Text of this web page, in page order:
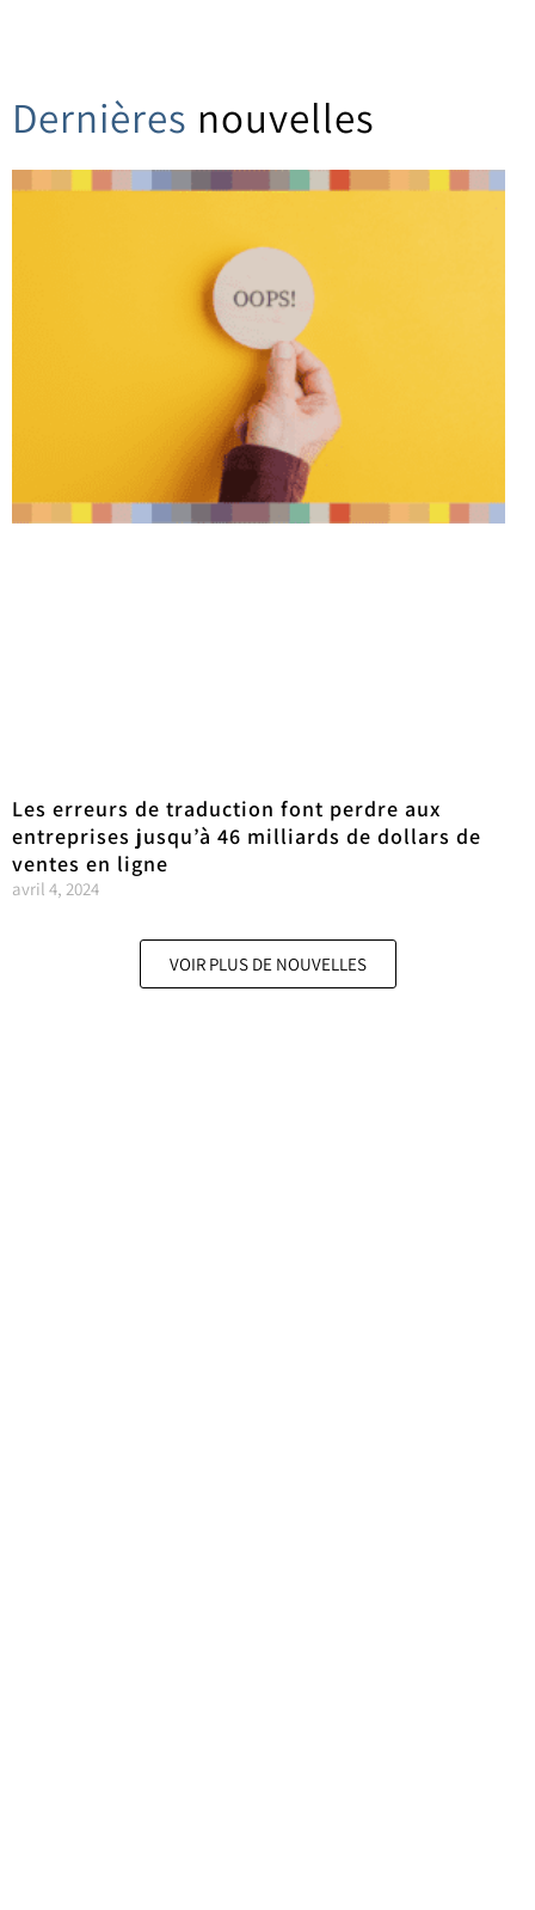
Dernières nouvelles
Les erreurs de traduction font perdre aux
entreprises jusqu’à 46 milliards de dollars de
ventes en ligne
avril 4, 2024
VOIR PLUS DE NOUVELLES